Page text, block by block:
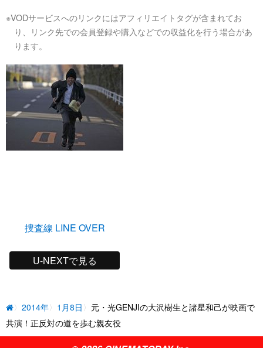
※VODサービスへのリンクにはアフィリエイトタグが含まれてお
り、リンク先での会員登録や購入などでの収益化を行う場合があ
ります。
捜査線 LINE OVER
U-NEXTで見る
2014年 1月8日
元・光GENJIの大沢樹生と諸星和己が映画で
共演！正反対の道を歩む親友役